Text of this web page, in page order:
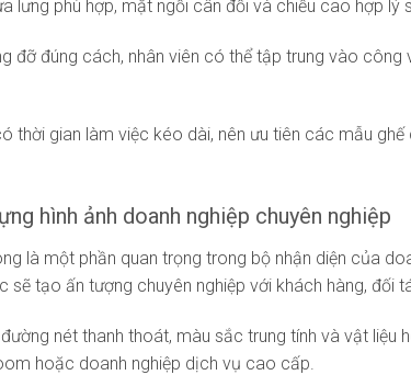
lưng phù hợp, mặt ngồi cân đối và chiều cao hợp lý
đỡ đúng cách, nhân viên có thể tập trung vào
thời gian làm việc kéo dài, nên ưu tiên các mẫu
hình ảnh doanh nghiệp chuyên nghiệp
là một phần quan trọng trong bộ nhận diện của
sẽ tạo ấn tượng chuyên nghiệp với khách hàng, đối
nét thanh thoát, màu sắc trung tính và vật liệu
hoặc doanh nghiệp dịch vụ cao cấp.